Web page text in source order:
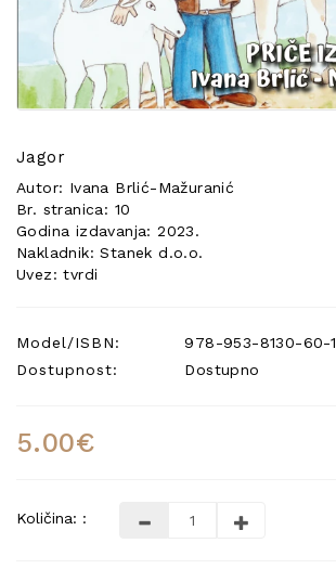
Jagor
Autor: Ivana Brlić-Mažuranić
Br. stranica: 10
Godina izdavanja: 2023.
Nakladnik: Stanek d.o.o.
Uvez: tvrdi
Model/ISBN:
978-953-8130-60-1
Dostupnost:
Dostupno
5.00€
Količina: :